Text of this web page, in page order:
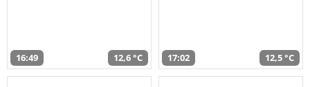
16:49 12,6 °C 17:02 12,5 °C